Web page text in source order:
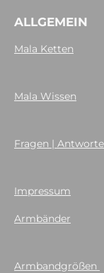
ALLGEMEIN
Mala Ketten
Mala Wissen
Fragen |
Impressum
Armbänder
Armbandgrößen